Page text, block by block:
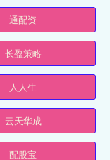
通配资
长盈策略
人人生
云天华成
配股宝